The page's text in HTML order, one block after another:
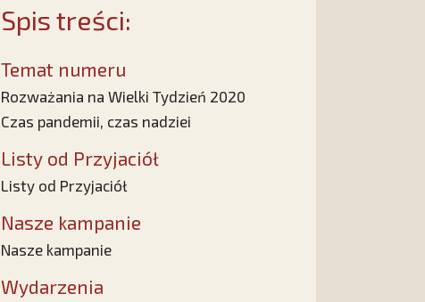
Spis treści:
Temat numeru
Rozważania na Wielki Tydzień 2020
Czas pandemii, czas nadziei
Listy od Przyjaciół
Listy od Przyjaciół
Nasze kampanie
Nasze kampanie
Wydarzenia